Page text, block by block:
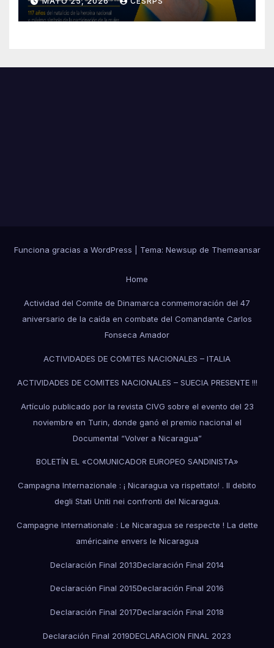
Revolución Sandinista
Funciona gracias a WordPress Tema: Newsup de Themeansar
Home
Actividad del Comite de Dinamarca conmemoración del 47
aniversario de la caída en combate del Comandante Carlos
Fonseca Amador
ACTIVIDADES DE COMITES NACIONALES – ITALIA
ACTIVIDADES DE COMITES NACIONALES – SUECIA PRESENTE !!!
Artículo publicado por la revista CIVG sobre el evento del 23
noviembre en Turin, donde ganó el premio nacional el
Documental “Volver a Nicaragua”
BOLETÍN EL «COMUNICADOR EUROPEO SANDINISTA»
Campagna Internazionale : ¡ Nicaragua va rispettato! . Il debito
degli Stati Uniti nei confronti del Nicaragua.
Campagne Internationale : Le Nicaragua se respecte ! La dette
américaine envers le Nicaragua
Declaración Final 2013Declaración Final 2014
Declaración Final 2015Declaración Final 2016
Declaración Final 2017Declaración Final 2018
Declaración Final 2019DECLARACION FINAL 2023